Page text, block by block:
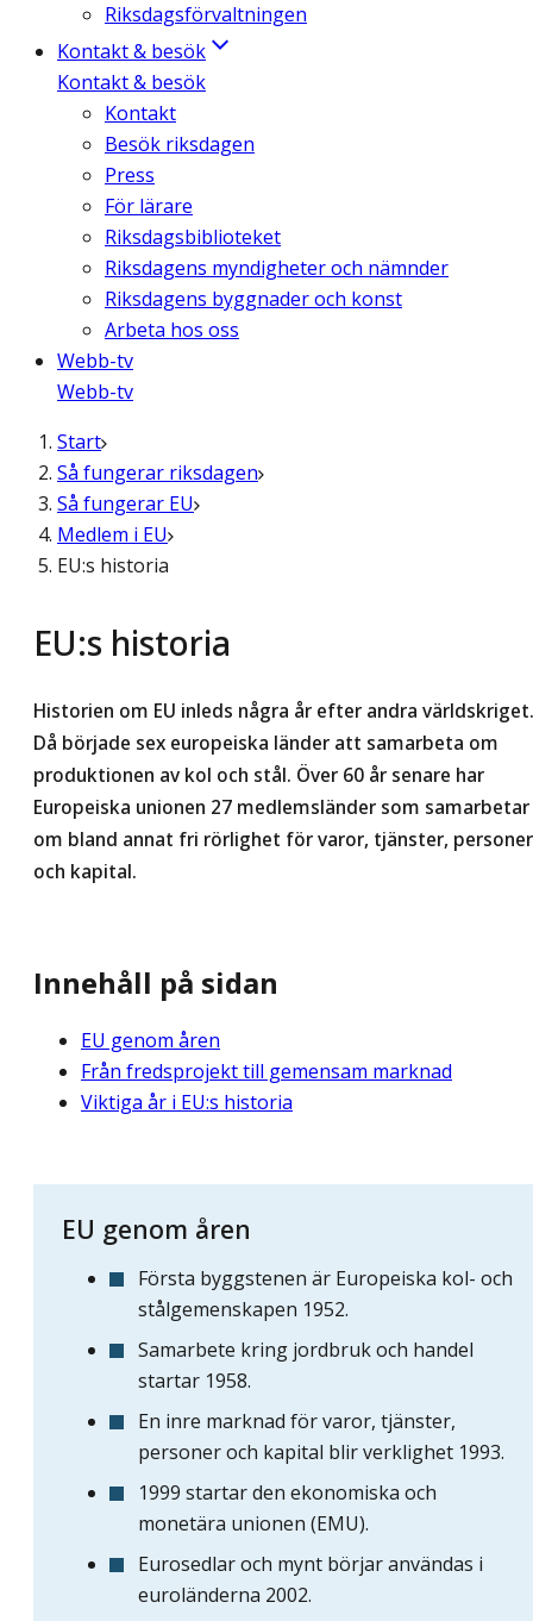
Riksdagsförvaltningen
Kontakt & besök
Kontakt & besök
Kontakt
Besök riksdagen
Press
För lärare
Riksdagsbiblioteket
Riksdagens myndigheter och nämnder
Riksdagens byggnader och konst
Arbeta hos oss
Webb-tv
Webb-tv
Start
Så fungerar riksdagen
Så fungerar EU
Medlem i EU
EU:s historia
EU:s historia
Historien om EU inleds några år efter andra världskriget.
Då började sex europeiska länder att samarbeta om
produktionen av kol och stål. Över 60 år senare har
Europeiska unionen 27 medlemsländer som samarbetar
om bland annat fri rörlighet för varor, tjänster, personer
och kapital.
Innehåll på sidan
EU genom åren
Från fredsprojekt till gemensam marknad
Viktiga år i EU:s historia
EU genom åren
Första byggstenen är Europeiska kol- och
stålgemenskapen 1952.
Samarbete kring jordbruk och handel
startar 1958.
En inre marknad för varor, tjänster,
personer och kapital blir verklighet 1993.
1999 startar den ekonomiska och
monetära unionen (EMU).
Eurosedlar och mynt börjar användas i
euroländerna 2002.